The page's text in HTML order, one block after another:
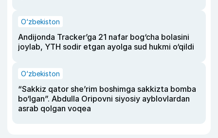
O‘zbekiston
Andijonda Tracker’ga 21 nafar bog‘cha bolasini
joylab, YTH sodir etgan ayolga sud hukmi o‘qildi
O‘zbekiston
“Sakkiz qator she’rim boshimga sakkizta bomba
bo‘lgan”. Abdulla Oripovni siyosiy ayblovlardan
asrab qolgan voqea